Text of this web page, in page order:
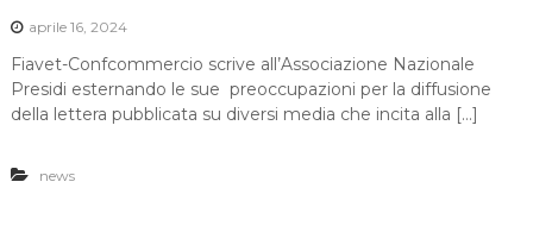
aprile 16, 2024
Fiavet-Confcommercio scrive all’Associazione Nazionale
Presidi esternando le sue preoccupazioni per la diffusione
della lettera pubblicata su diversi media che incita alla […]
news